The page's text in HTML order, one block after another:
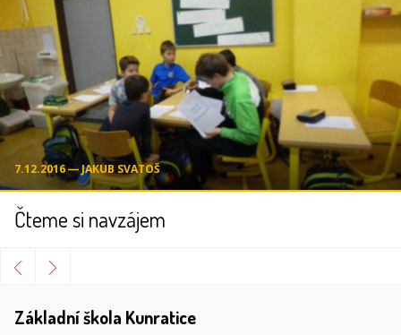
7.12.2016 ― JAKUB SVATOŠ
Čteme si navzájem
Základní škola Kunratice